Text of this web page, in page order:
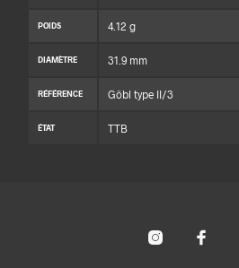
POIDS 4.12 g
DIAMÈTRE 31.9 mm
RÉFÉRENCE Göbl type II/3
ÉTAT TTB